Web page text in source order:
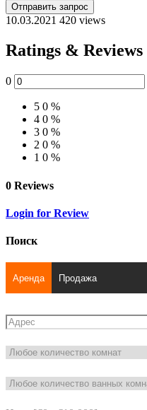
Отправить запрос
10.03.2021 420 views
Ratings & Reviews
0
5 0 %
4 0 %
3 0 %
2 0 %
1 0 %
0 Reviews
Login for Review
Поиск
Аренда Продажа